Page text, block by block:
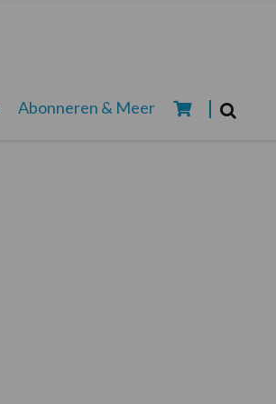
Abonneren & Meer